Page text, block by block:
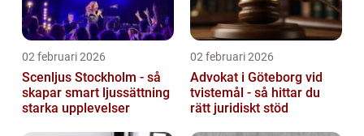
02 februari 2026
Scenljus Stockholm - så
skapar smart ljussättning
starka upplevelser
02 februari 2026
Advokat i Göteborg vid
tvistemål - så hittar du
rätt juridiskt stöd